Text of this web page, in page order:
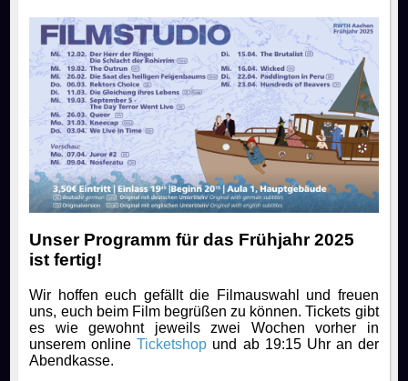
Unser Programm für das Frühjahr 2025
ist fertig!
Wir hoffen euch gefällt die Filmauswahl und freuen
uns, euch beim Film begrüßen zu können. Tickets gibt
es wie gewohnt jeweils zwei Wochen vorher in
unserem onlineTicketshop und ab 19:15 Uhr an der
Abendkasse.